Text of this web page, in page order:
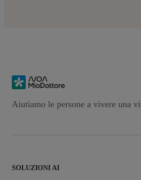
Aiutiamo le persone a vivere una
SOLUZIONI AI